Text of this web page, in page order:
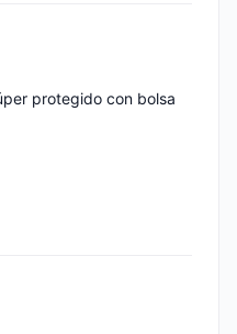
protegido con bolsa